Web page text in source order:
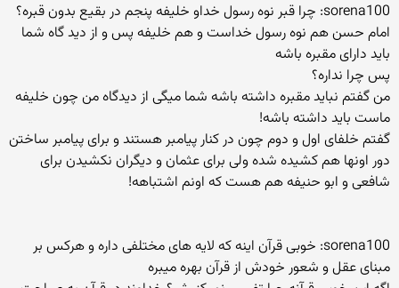
sorena100: چرا قبر نوه رسول خداو خلیفه پنجم در بقیع بدون قبره؟
امام حسن هم نوه رسول خداست و هم خلیفه پس و از دید گاه شما
باید دارای مقبره باشه
پس چرا نداره؟
من گفتم نباید مقبره داشته باشه شما میگی از دیدگاه من چون خلیفه
ماست باید داشته باشه!
گفتم خلفای اول و دوم چون در کنار پیامبر هستند و برای پیامبر ساختن
دور اونها هم کشیده شده ولی برای عثمان و دیگران نکشیدن برای
شافعی و ابو حنیفه هم هست که اونم اشتباهه!
sorena100: خوبی قرآن اینه که لایه های مختلفی داره و هرکس بر
مبنای عقل و شعور خودش از قرآن بهره میبره